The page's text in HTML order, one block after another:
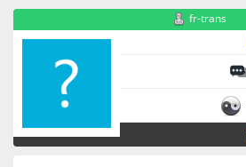
fr-trans